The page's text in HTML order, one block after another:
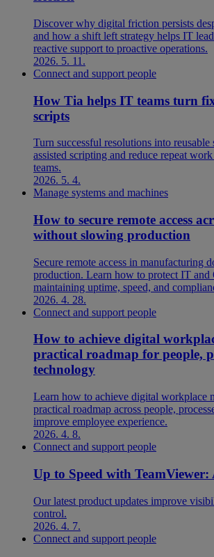
Discover why digital friction persists
and how a shift left strategy helps IT
reactive support to proactive operations.
2026. 5. 11.
Connect and support people
How Tia helps IT teams turn
scripts
Turn successful resolutions into
assisted scripting and reduce repeat
teams.
2026. 5. 4.
Manage systems and machines
How to secure remote access
without slowing production
Secure remote access in manufacturing
production. Learn how to protect IT and
maintaining uptime, speed, and
2026. 4. 28.
Connect and support people
How to achieve digital
practical roadmap for people,
technology
Learn how to achieve digital workplace
practical roadmap across people,
improve employee experience.
2026. 4. 8.
Connect and support people
Up to Speed with
Our latest product updates improve
control.
2026. 4. 7.
Connect and support people